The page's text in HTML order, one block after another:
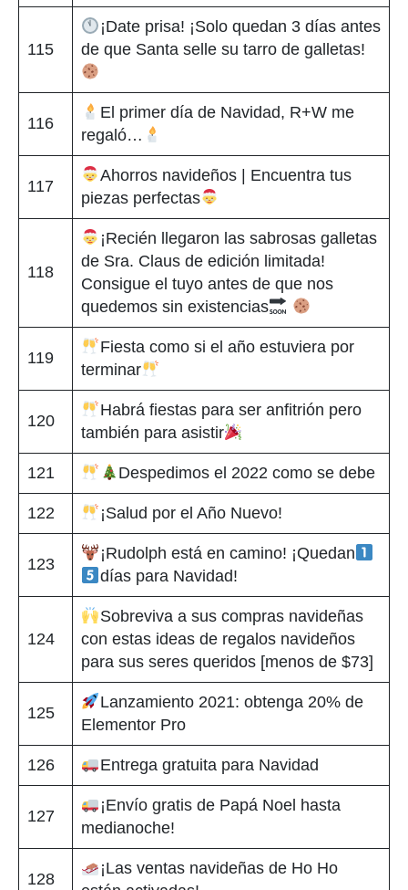
115
¡Date prisa! ¡Solo quedan 3 días antes
de que Santa selle su tarro de galletas!
116
El primer día de Navidad, R+W me
regaló…
117
Ahorros navideños | Encuentra tus
piezas perfectas
118
¡Recién llegaron las sabrosas galletas
de Sra. Claus de edición limitada!
Consigue el tuyo antes de que nos
quedemos sin existencias
119
Fiesta como si el año estuviera por
terminar
120
Habrá fiestas para ser anfitrión pero
también para asistir
121 Despedimos el 2022 como se debe
122 ¡Salud por el Año Nuevo!
123
¡Rudolph está en camino! ¡Quedan
días para Navidad!
124
Sobreviva a sus compras navideñas
con estas ideas de regalos navideños
para sus seres queridos [menos de $73]
125
Lanzamiento 2021: obtenga 20% de
Elementor Pro
126 Entrega gratuita para Navidad
127
¡Envío gratis de Papá Noel hasta
medianoche!
128
¡Las ventas navideñas de Ho Ho